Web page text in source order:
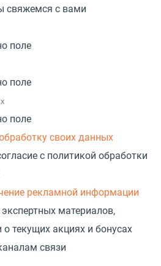
свяжемся с вами
поле
поле
поле
своих данных
с политикой обработки
рекламной информации
экспертных материалов,
текущих акциях и бонусах
связи